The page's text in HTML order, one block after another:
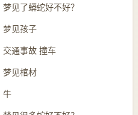
梦见了蟒蛇好不好？
梦见孩子
交通事故 撞车
梦见棺材
牛